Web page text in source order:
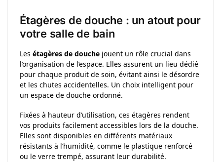
Étagères de douche : un atout pour
votre salle de bain
Les étagères de douche jouent un rôle crucial dans
l’organisation de l’espace. Elles assurent un lieu dédié
pour chaque produit de soin, évitant ainsi le désordre
et les chutes accidentelles. Un choix intelligent pour
un espace de douche ordonné.
Fixées à hauteur d’utilisation, ces étagères rendent
vos produits facilement accessibles lors de la douche.
Elles sont disponibles en différents matériaux
résistants à l’humidité, comme le plastique renforcé
ou le verre trempé, assurant leur durabilité.